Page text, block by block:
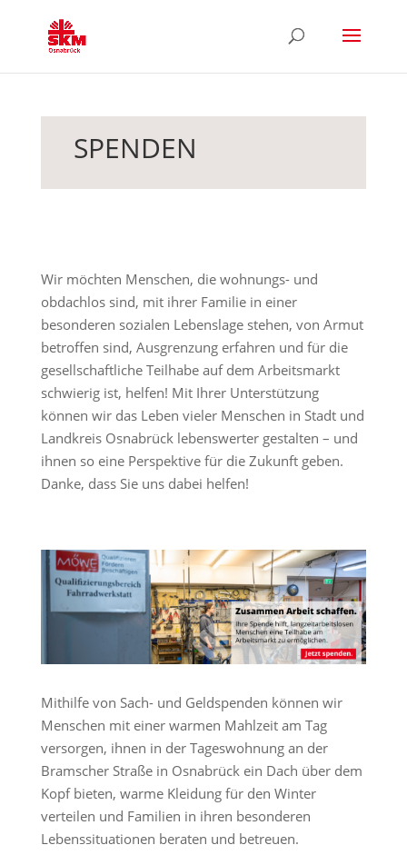
SPENDEN
Wir möchten Menschen, die wohnungs- und
obdachlos sind, mit ihrer Familie in einer
besonderen sozialen Lebenslage stehen, von Armut
betroffen sind, Ausgrenzung erfahren und für die
gesellschaftliche Teilhabe auf dem Arbeitsmarkt
schwierig ist, helfen! Mit Ihrer Unterstützung
können wir das Leben vieler Menschen in Stadt und
Landkreis Osnabrück lebenswerter gestalten – und
ihnen so eine Perspektive für die Zukunft geben.
Danke, dass Sie uns dabei helfen!
Mithilfe von Sach- und Geldspenden können wir
Menschen mit einer warmen Mahlzeit am Tag
versorgen, ihnen in der Tageswohnung an der
Bramscher Straße in Osnabrück ein Dach über dem
Kopf bieten, warme Kleidung für den Winter
verteilen und Familien in ihren besonderen
Lebenssituationen beraten und betreuen.